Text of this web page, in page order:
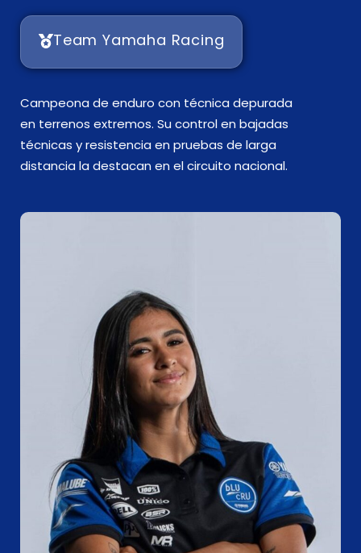
Team Yamaha Racing
Campeona de enduro con técnica depurada
en terrenos extremos. Su control en bajadas
técnicas y resistencia en pruebas de larga
distancia la destacan en el circuito nacional.